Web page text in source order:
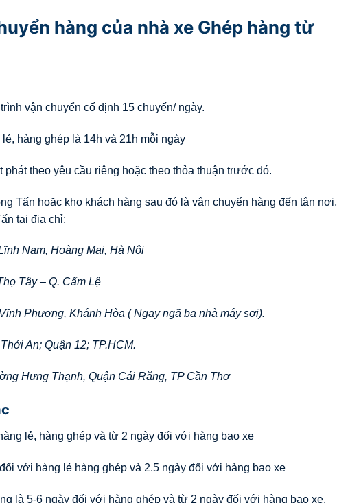
hàng của nhà xe Ghép hàng từ
vận chuyển cố định 15 chuyến/ ngày.
hàng ghép là 14h và 21h mỗi ngày
theo yêu cầu riêng hoặc theo thỏa thuận trước đó.
Tấn hoặc kho khách hàng sau đó là vận chuyển hàng đến tận nơi,
tại địa chỉ:
Nam, Hoàng Mai, Hà Nội
Tây – Q. Cẩm Lệ
Phương, Khánh Hòa ( Ngay ngã ba nhà máy sợi).
An; Quận 12; TP.HCM.
Hưng Thạnh, Quận Cái Răng, TP Cần Thơ
lẻ, hàng ghép và từ 2 ngày đối với hàng bao xe
với hàng lẻ hàng ghép và 2.5 ngày đối với hàng bao xe
là 5-6 ngày đối với hàng ghép và từ 2 ngày đối với hàng bao xe.